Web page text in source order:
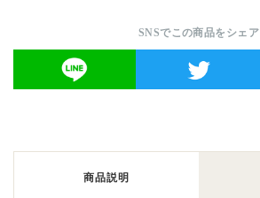
SNSでこの商品をシェア
商品説明